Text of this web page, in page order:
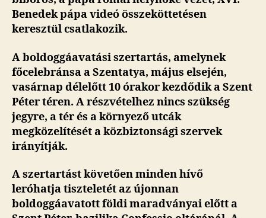
Benedek pápa videó összeköttetésen
keresztül csatlakozik.
A boldoggáavatási szertartás, amelynek
főcelebránsa a Szentatya, május elsején,
vasárnap délelőtt 10 órakor kezdődik a Szent
Péter téren. A részvételhez nincs szükség
jegyre, a tér és a környező utcák
megközelítését a közbiztonsági szervek
irányítják.
A szertartást követően minden hívő
leróhatja tiszteletét az újonnan
boldoggáavatott földi maradványai előtt a